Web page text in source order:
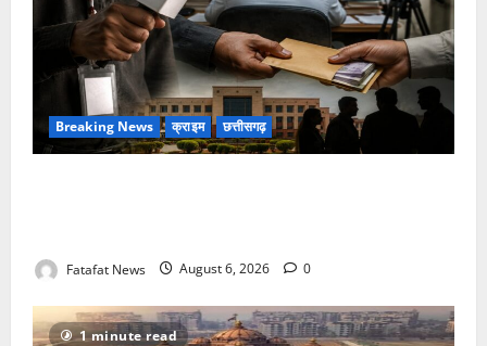
Breaking News क्राइम छत्तीसगढ़
Fatafat News August 6, 2026 0
1 minute read